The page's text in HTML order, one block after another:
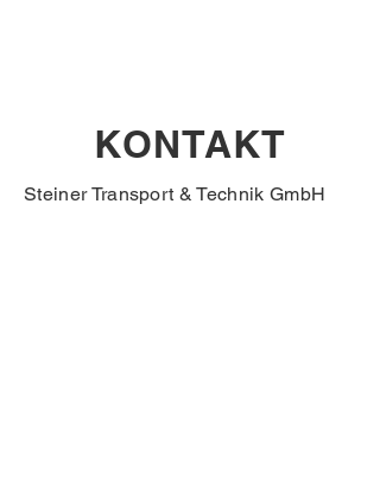
KONTAKT
Steiner Transport & Technik GmbH